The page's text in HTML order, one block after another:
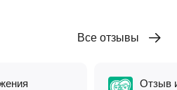
Все отзывы
Отзыв